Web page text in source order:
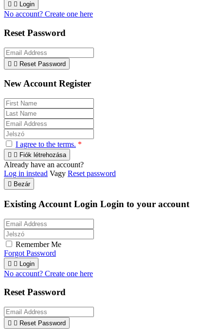
  Login
No account? Create one here
Reset Password
  Reset Password
New Account Register
I agree to the terms. *
  Fiók létrehozása
Already have an account?
Log in instead Vagy Reset password
 Bezár
Existing Account Login Login to your account
Remember Me
Forgot Password
  Login
No account? Create one here
Reset Password
  Reset Password